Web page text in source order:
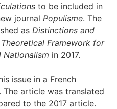
to be included in
journal Populisme. The
as Distinctions and
Framework for
Nationalism in 2017.
issue in a French
article was translated
to the 2017 article.